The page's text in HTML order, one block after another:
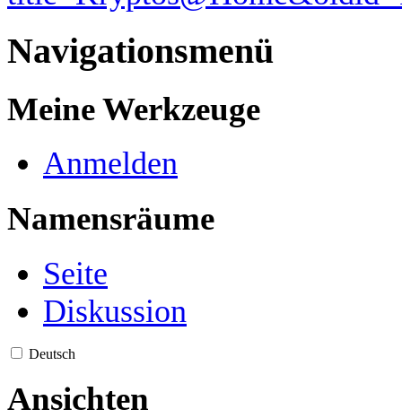
Navigationsmenü
Meine Werkzeuge
Anmelden
Namensräume
Seite
Diskussion
Deutsch
Ansichten